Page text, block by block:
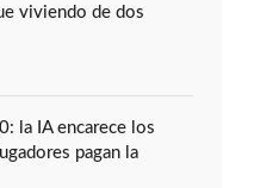
viviendo de dos
la IA encarece los
pagan la